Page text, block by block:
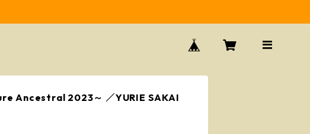
Ancestral 2023～ ／YURIE SAKAI